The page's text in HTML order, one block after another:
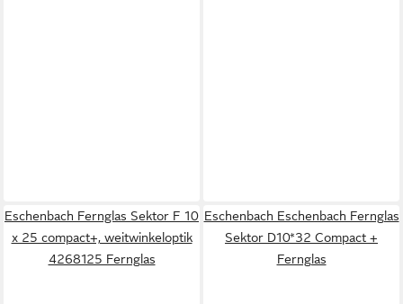
Eschenbach Fernglas Sektor F 10
x 25 compact+, weitwinkeloptik
4268125 Fernglas
Eschenbach Eschenbach Fernglas
Sektor D10*32 Compact +
Fernglas